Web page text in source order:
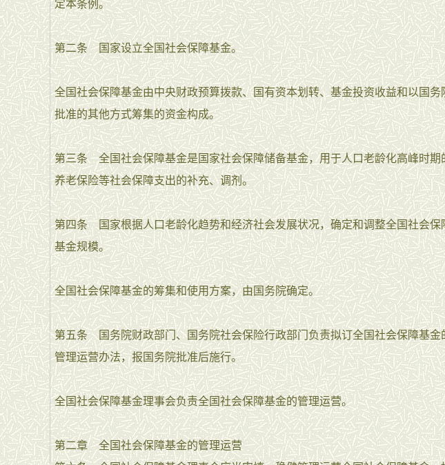
定本条例。
第二条 国家设立全国社会保障基金。
全国社会保障基金由中央财政预算拨款、国有资本划转、基金投资收益和以国务
批准的其他方式筹集的资金构成。
第三条 全国社会保障基金是国家社会保障储备基金，用于人口老龄化高峰时期
养老保险等社会保障支出的补充、调剂。
第四条 国家根据人口老龄化趋势和经济社会发展状况，确定和调整全国社会保
基金规模。
全国社会保障基金的筹集和使用方案，由国务院确定。
第五条 国务院财政部门、国务院社会保险行政部门负责拟订全国社会保障基金
管理运营办法，报国务院批准后施行。
全国社会保障基金理事会负责全国社会保障基金的管理运营。
第二章 全国社会保障基金的管理运营